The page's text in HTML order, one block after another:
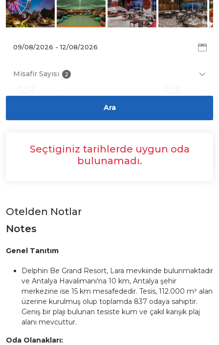
Misafir Sayısı 2
Seçtiginiz tarihlerde uygun oda
bulunamadı.
Otelden Notlar
Notes
Genel Tanıtım
Delphin Be Grand Resort, Lara mevkiinde bulunmaktadır
ve Antalya Havalimanı'na 10 km, Antalya şehir
merkezine ise 15 km mesafededir. Tesis, 112.000 m² alan
üzerine kurulmuş olup toplamda 837 odaya sahiptir.
Geniş bir plajı bulunan tesiste kum ve çakıl karışık plaj
alanı mevcuttur.
Oda Olanakları: